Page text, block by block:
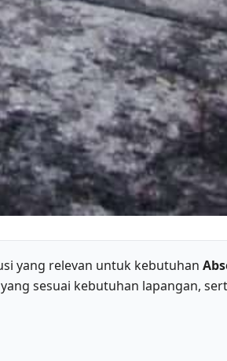
yang relevan untuk kebutuhan
sesuai kebutuhan lapangan,